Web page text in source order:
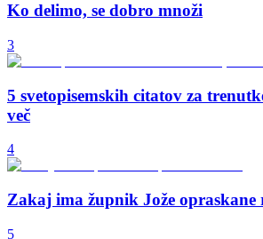
Ko delimo, se dobro množi
3
5 svetopisemskih citatov za
več
4
Zakaj ima župnik Jože opraskane
5